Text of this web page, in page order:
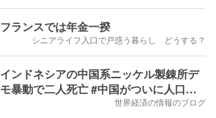
フランスでは年金一揆
シニアライフ入口で戸惑う暮らし どうする？
インドネシアの中国系ニッケル製錬所デ
モ暴動で二人死亡 #中国がついに人口減
世界経済の情報のブログ